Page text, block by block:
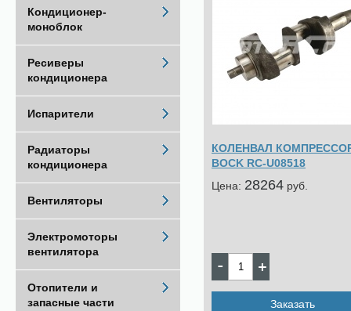
КОЛЕНВАЛ
BOCK RC-U08518
Цена: 28264 pуб.
Заказать
Кондиционер-
моноблок
Ресиверы
кондиционера
Испарители
Радиаторы
кондиционера
Вентиляторы
Электромоторы
вентилятора
Отопители и
запасные части